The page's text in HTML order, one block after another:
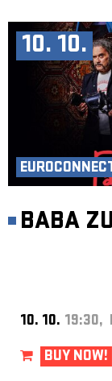
10. 10.
BABA
10. 10. 19:30,
BUY NOW!